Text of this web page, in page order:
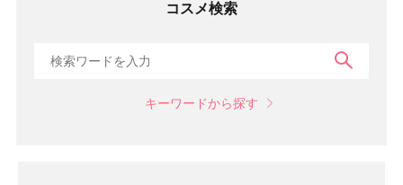
コスメ検索
キーワードから探す